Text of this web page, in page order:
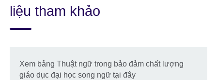
liệu tham khảo
Xem bảng Thuật ngữ trong bảo đảm chất lượng
giáo dục đại học song ngữ tại đây